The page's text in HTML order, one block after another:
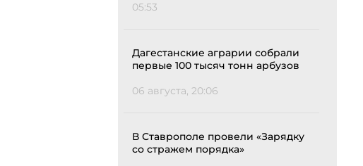
05:53
Дагестанские аграрии собрали
первые 100 тысяч тонн арбузов
06 августа, 20:06
В Ставрополе провели «Зарядку
со стражем порядка»